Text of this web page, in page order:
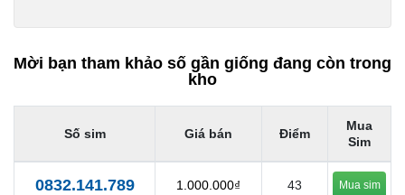
Mời bạn tham khảo số gần giống đang còn trong
kho
Số sim Giá bán Điểm
Mua
Sim
0832.141.789 1.000.000₫ 43 Mua sim